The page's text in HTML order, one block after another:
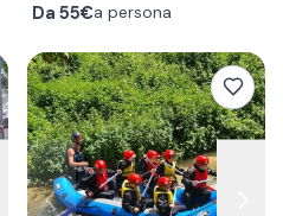
Da 55€a persona